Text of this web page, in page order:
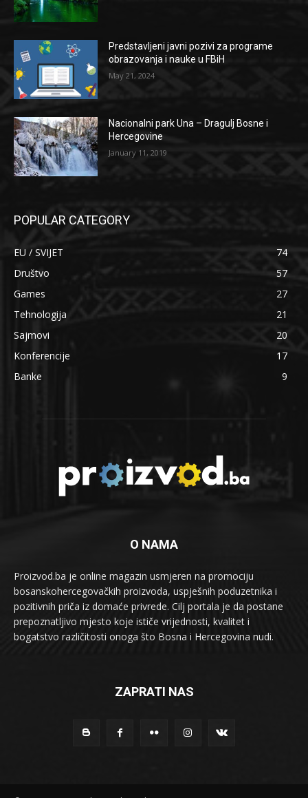
Predstavljeni javni pozivi za programe
obrazovanja i nauke u FBiH
May 21, 2024
Nacionalni park Una – Dragulj Bosne i
Hercegovine
January 11, 2019
POPULAR CATEGORY
EU / SVIJET
74
Društvo
57
Games
27
Tehnologija
21
Sajmovi
20
Konferencije
17
Banke
9
O NAMA
Proizvod.ba je online magazin usmjeren na promociju
bosanskohercegovačkih proizvoda, uspješnih poduzetnika i
pozitivnih priča iz domaće privrede. Cilj portala je da postane
prepoznatljivo mjesto koje ističe vrijednosti, kvalitet i
bogatstvo različitosti onoga što Bosna i Hercegovina nudi.
ZAPRATI NAS